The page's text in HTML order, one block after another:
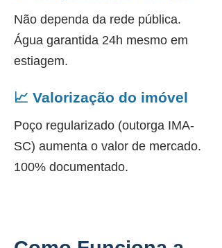
Não dependa da rede pública.
Água garantida 24h mesmo em
estiagem.
📈 Valorização do imóvel
Poço regularizado (outorga IMA-
SC) aumenta o valor de mercado.
100% documentado.